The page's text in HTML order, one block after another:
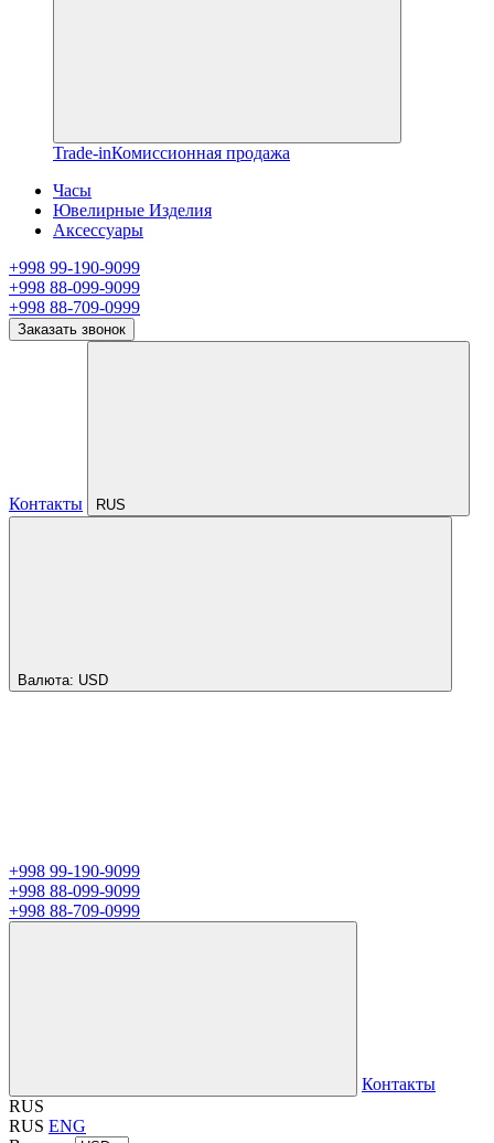
Trade-inКомиссионная продажа
Часы
Ювелирные Изделия
Аксессуары
+998 99-190-9099
+998 88-099-9099
+998 88-709-0999
Заказать звонок
Контакты RUS
Валюта: USD
+998 99-190-9099
+998 88-099-9099
+998 88-709-0999
Контакты
RUS
RUS ENG